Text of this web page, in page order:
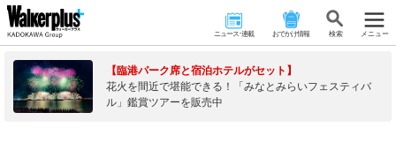
ニュース･連載 おでかけ情報 検 索 メニュー
【臨港パーク席と宿泊ホテルがセット】
花火を間近で堪能できる！「みなとみらいフェスティバ
ル」鑑賞ツアーを販売中